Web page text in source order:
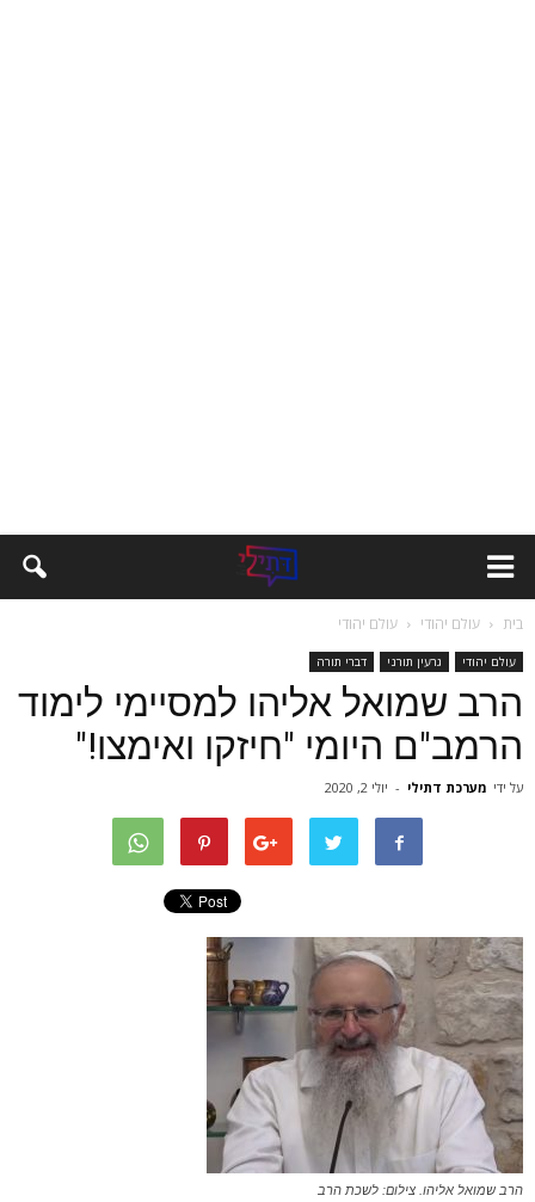
בית עולם יהודי עולם יהודי
עולם יהודי גרעין תורני דברי תורה
הרב שמואל אליהו למסיימי לימוד
הרמב"ם היומי "חיזקו ואימצו!"
על ידי מערכת דתילי - יולי 2, 2020
הרב שמואל אליהו. צילום: לשכת הרב